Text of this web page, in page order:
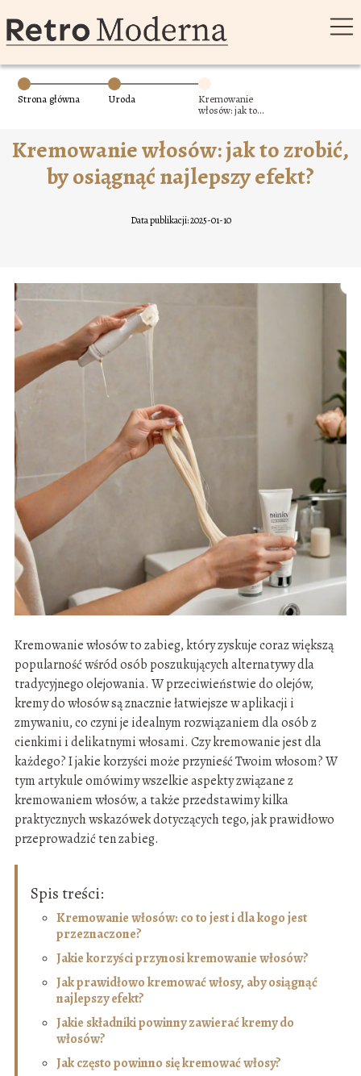
Strona główna Uroda
Kremowanie
włosów: jak to
najlepszy efekt?
Kremowanie włosów: jak to zrobić,
by osiągnąć najlepszy efekt?
Data publikacji: 2025-01-10
Kremowanie włosów to zabieg, który zyskuje coraz większą
popularność wśród osób poszukujących alternatywy dla
tradycyjnego olejowania. W przeciwieństwie do olejów,
kremy do włosów są znacznie łatwiejsze w aplikacji i
zmywaniu, co czyni je idealnym rozwiązaniem dla osób z
cienkimi i delikatnymi włosami. Czy kremowanie jest dla
każdego? I jakie korzyści może przynieść Twoim włosom? W
tym artykule omówimy wszelkie aspekty związane z
kremowaniem włosów, a także przedstawimy kilka
praktycznych wskazówek dotyczących tego, jak prawidłowo
przeprowadzić ten zabieg.
Spis treści:
Kremowanie włosów: co to jest i dla kogo jest
przeznaczone?
Jakie korzyści przynosi kremowanie włosów?
Jak prawidłowo kremować włosy, aby osiągnąć
najlepszy efekt?
Jakie składniki powinny zawierać kremy do
włosów?
Jak często powinno się kremować włosy?